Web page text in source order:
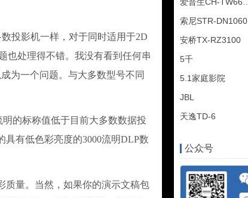
投影机一样，对于同时适用于2D
也处理得不错。我没有看到任何串
为一个问题。与大多数型号不同
的标称值低于目前大多数数据投
有低色彩亮度的3000流明DLP数
量。当然，如果你的演示文稿包
索尼STR-DN1060
安桥TX-RZ3100
5千
5.1家庭影院
JBL
天逸TD-6
公众号